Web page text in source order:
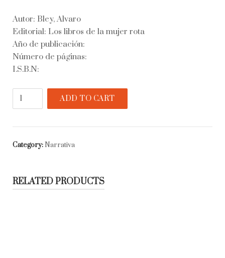
Autor: Bley, Alvaro
Editorial: Los libros de la mujer rota
Año de publicación:
Número de páginas:
I.S.B.N:
Discursos
juventud
contemporánea
quantity
ADD TO CART
Category:Narrativa
RELATED PRODUCTS